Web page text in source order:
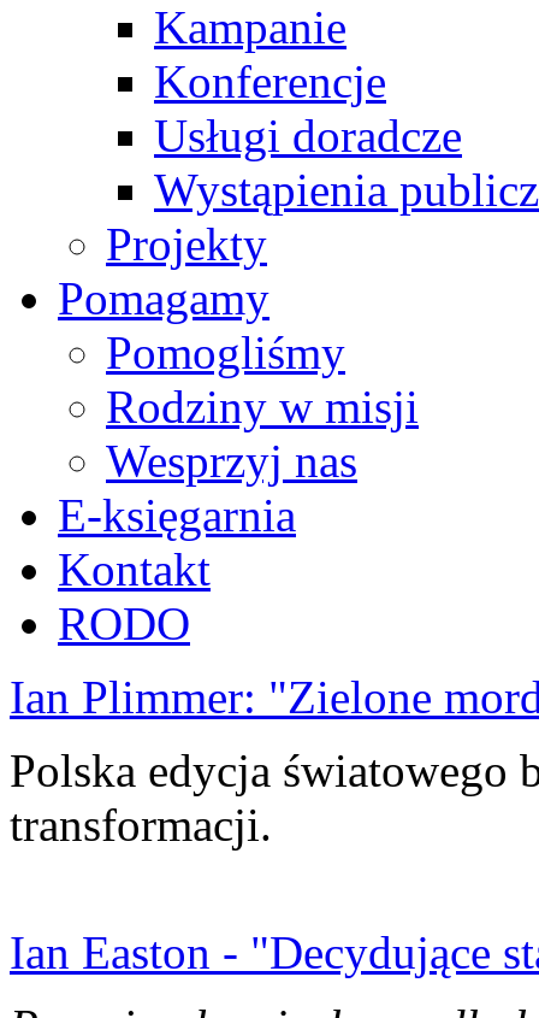
Kampanie
Konferencje
Usługi doradcze
Wystąpienia
Projekty
Pomagamy
Pomogliśmy
Rodziny w misji
Wesprzyj nas
E-księgarnia
Kontakt
RODO
Ian Plimmer: "Zielone
Polska edycja światowego
transformacji.
Ian Easton - "Decydujące